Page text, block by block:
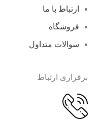
ارتباط با ما
فروشگاه
سوالات متداول
برقراری ارتباط